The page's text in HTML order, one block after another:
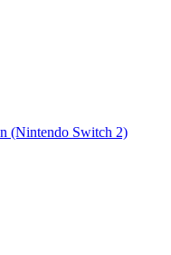
(Nintendo Switch 2)